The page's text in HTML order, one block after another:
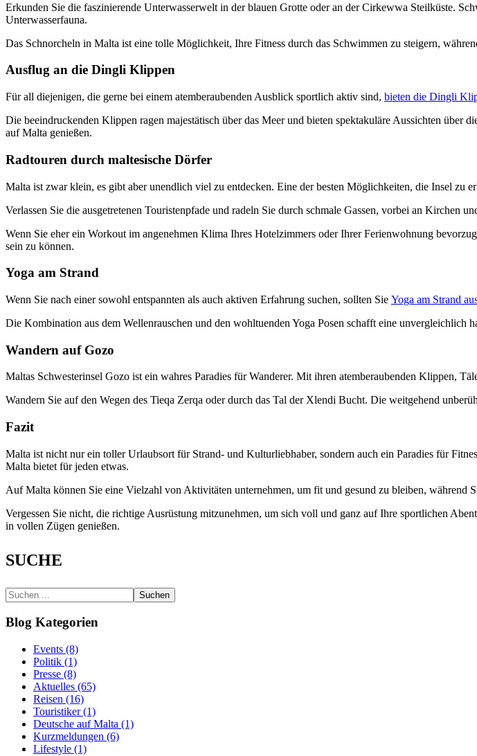
Erkunden Sie die faszinierende Unterwasserwelt in der blauen Grotte oder an der Cirkewwa Steilküste.
Unterwasserfauna.
Das Schnorcheln in Malta ist eine tolle Möglichkeit, Ihre Fitness durch das Schwimmen zu steigern,
Ausflug an die Dingli Klippen
Für all diejenigen, die gerne bei einem atemberaubenden Ausblick sportlich aktiv sind, bieten die Dingli
Die beeindruckenden Klippen ragen majestätisch über das Meer und bieten spektakuläre Aussichten über
auf Malta genießen.
Radtouren durch maltesische Dörfer
Malta ist zwar klein, es gibt aber unendlich viel zu entdecken. Eine der besten Möglichkeiten, die Insel zu
Verlassen Sie die ausgetretenen Touristenpfade und radeln Sie durch schmale Gassen, vorbei an
Wenn Sie eher ein Workout im angenehmen Klima Ihres Hotelzimmers oder Ihrer Ferienwohnung
sein zu können.
Yoga am Strand
Wenn Sie nach einer sowohl entspannten als auch aktiven Erfahrung suchen, sollten Sie Yoga am Strand
Die Kombination aus dem Wellenrauschen und den wohltuenden Yoga Posen schafft eine unvergleichlich
Wandern auf Gozo
Maltas Schwesterinsel Gozo ist ein wahres Paradies für Wanderer. Mit ihren atemberaubenden Klippen,
Wandern Sie auf den Wegen des Tieqa Zerqa oder durch das Tal der Xlendi Bucht. Die weitgehend
Fazit
Malta ist nicht nur ein toller Urlaubsort für Strand- und Kulturliebhaber, sondern auch ein Paradies für
Malta bietet für jeden etwas.
Auf Malta können Sie eine Vielzahl von Aktivitäten unternehmen, um fit und gesund zu bleiben, während
Vergessen Sie nicht, die richtige Ausrüstung mitzunehmen, um sich voll und ganz auf Ihre sportlichen
in vollen Zügen genießen.
SUCHE
Suchen
Blog Kategorien
Events (8)
Politik (1)
Presse (8)
Aktuelles (65)
Reisen (16)
Touristiker (1)
Deutsche auf Malta (1)
Kurzmeldungen (6)
Lifestyle (1)